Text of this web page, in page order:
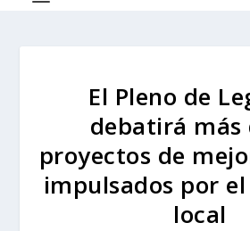
El Pleno de
debatirá más
proyectos de
impulsados por
local